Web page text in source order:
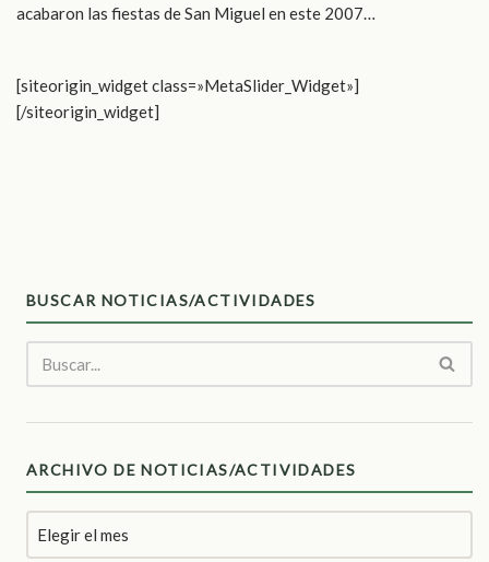
acabaron las fiestas de San Miguel en este 2007…
[siteorigin_widget class=»MetaSlider_Widget»]
[/siteorigin_widget]
BUSCAR NOTICIAS/ACTIVIDADES
ARCHIVO DE NOTICIAS/ACTIVIDADES